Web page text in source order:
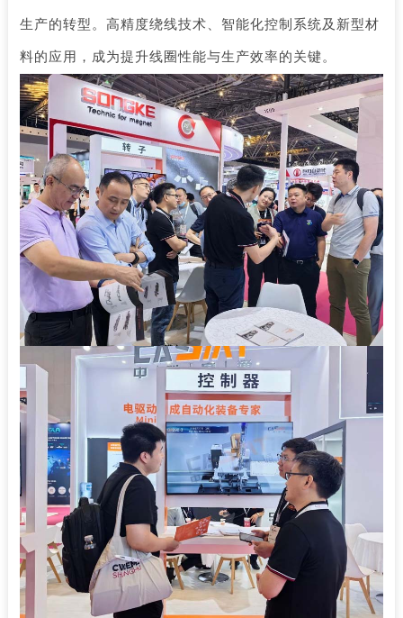
生产的转型。高精度绕线技术、智能化控制系统及新型材
料的应用，成为提升线圈性能与生产效率的关键。